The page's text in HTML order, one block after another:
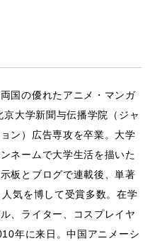
国の優れたアニメ・マンガ
大学新聞与伝播学院（ジャ
ン）広告専攻を卒業。大学
ネームで大学生活を描いた
板とブログで連載後、単著
気を博して受賞多数。在学
、ライター、コスプレイヤ
年に来日。中国アニメーシ